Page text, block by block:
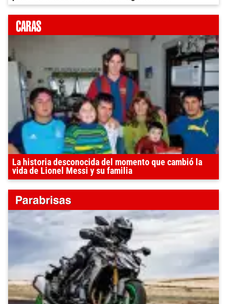
La historia desconocida del momento que cambió la
vida de Lionel Messi y su familia